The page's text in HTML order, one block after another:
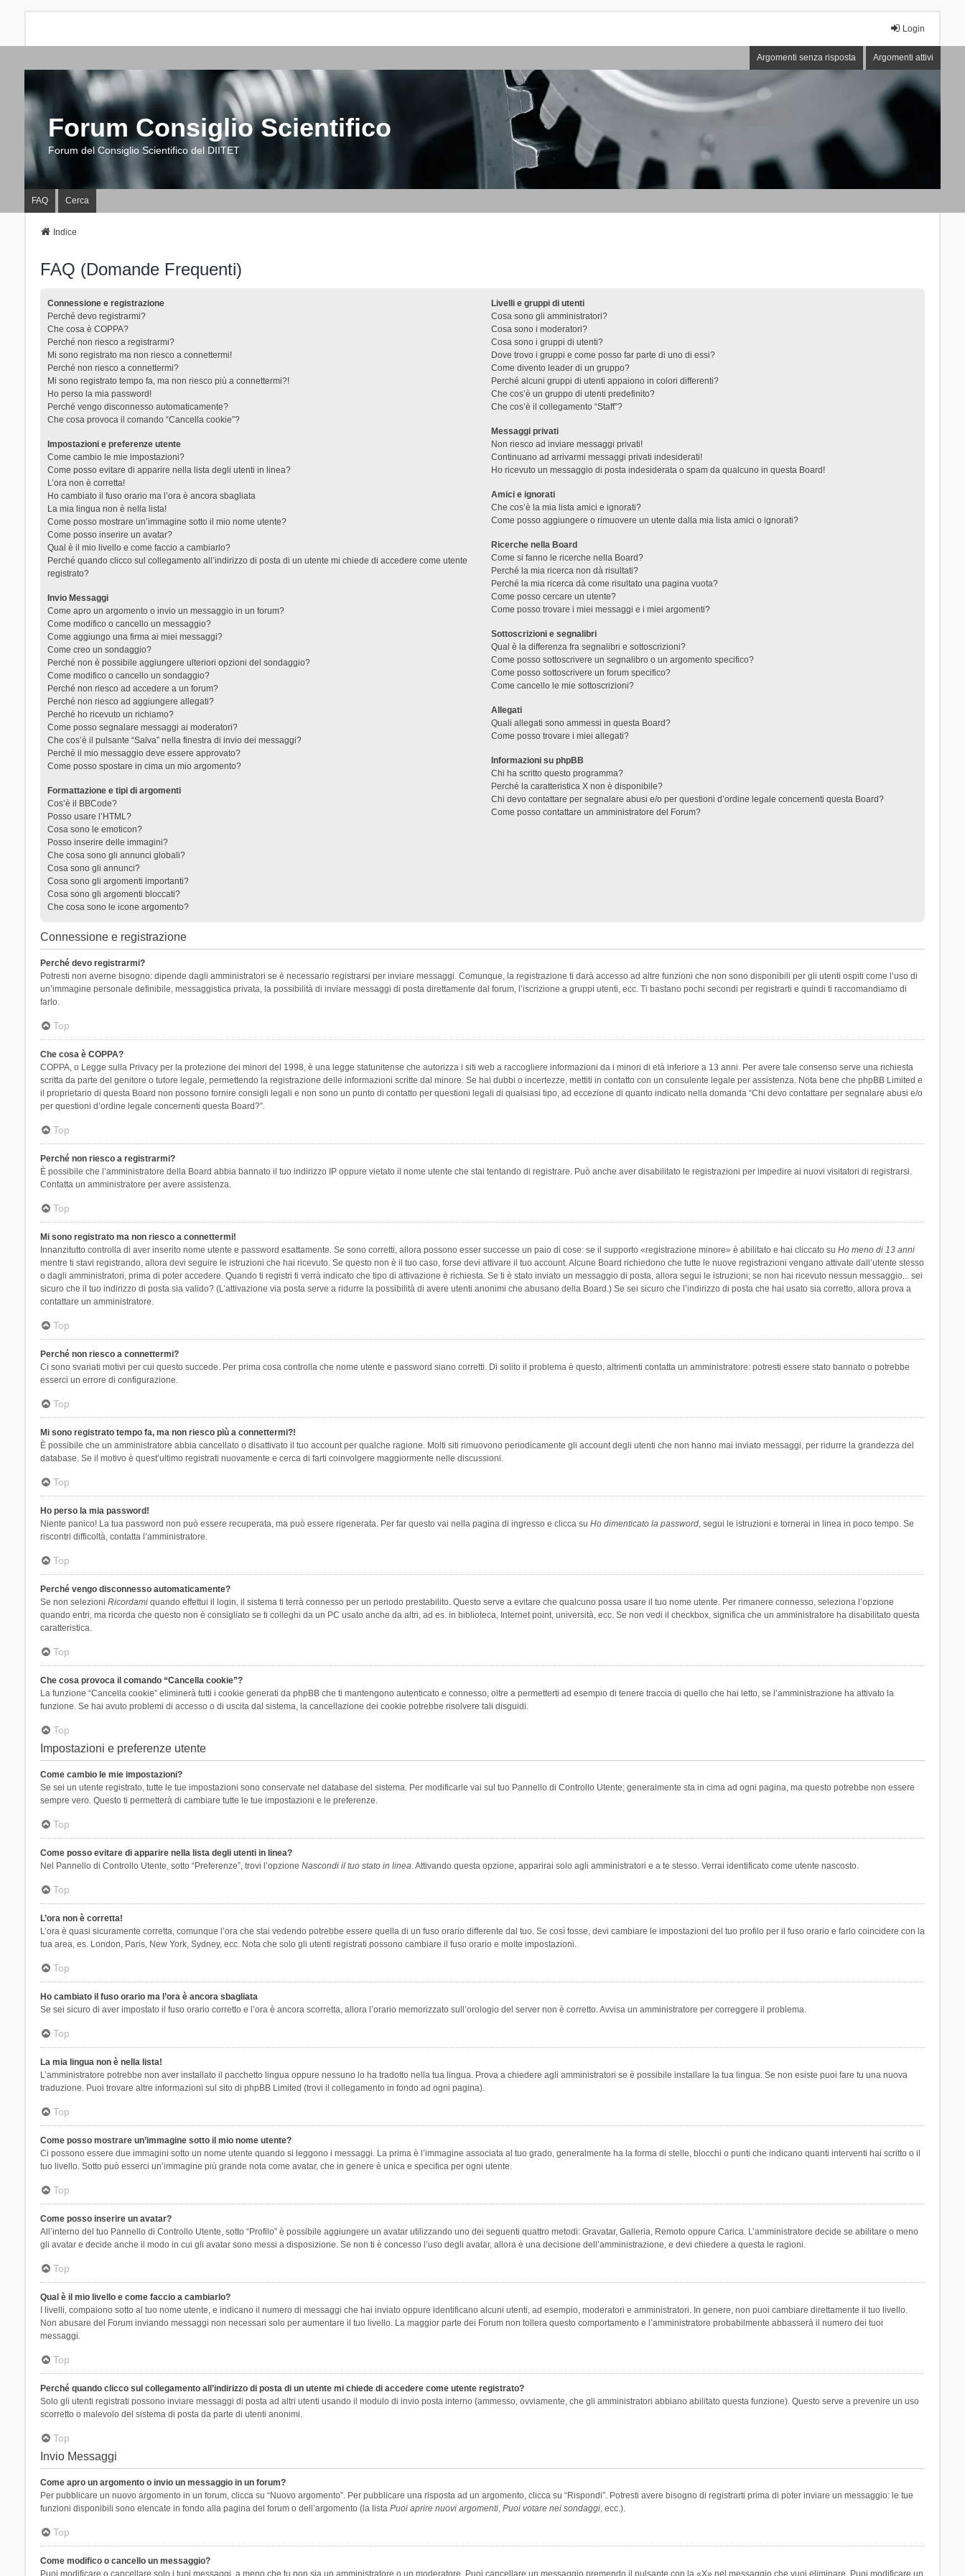
Login
Argomenti senza risposta Argomenti attivi
Forum Consiglio Scientifico
Forum del Consiglio Scientifico del DIITET
FAQ Cerca
Indice
FAQ (Domande Frequenti)
Connessione e registrazione
Perché devo registrarmi?
Che cosa è COPPA?
Perché non riesco a registrarmi?
Mi sono registrato ma non riesco a connettermi!
Perché non riesco a connettermi?
Mi sono registrato tempo fa, ma non riesco più a connettermi?!
Ho perso la mia password!
Perché vengo disconnesso automaticamente?
Che cosa provoca il comando “Cancella cookie”?
Impostazioni e preferenze utente
Come cambio le mie impostazioni?
Come posso evitare di apparire nella lista degli utenti in linea?
L’ora non è corretta!
Ho cambiato il fuso orario ma l’ora è ancora sbagliata
La mia lingua non è nella lista!
Come posso mostrare un’immagine sotto il mio nome utente?
Come posso inserire un avatar?
Qual è il mio livello e come faccio a cambiarlo?
Perché quando clicco sul collegamento all’indirizzo di posta di un utente mi chiede di accedere come utente
registrato?
Invio Messaggi
Come apro un argomento o invio un messaggio in un forum?
Come modifico o cancello un messaggio?
Come aggiungo una firma ai miei messaggi?
Come creo un sondaggio?
Perché non è possibile aggiungere ulteriori opzioni del sondaggio?
Come modifico o cancello un sondaggio?
Perché non riesco ad accedere a un forum?
Perché non riesco ad aggiungere allegati?
Perché ho ricevuto un richiamo?
Come posso segnalare messaggi ai moderatori?
Che cos’è il pulsante “Salva” nella finestra di invio dei messaggi?
Perché il mio messaggio deve essere approvato?
Come posso spostare in cima un mio argomento?
Formattazione e tipi di argomenti
Cos’è il BBCode?
Posso usare l’HTML?
Cosa sono le emoticon?
Posso inserire delle immagini?
Che cosa sono gli annunci globali?
Cosa sono gli annunci?
Cosa sono gli argomenti importanti?
Cosa sono gli argomenti bloccati?
Che cosa sono le icone argomento?
Livelli e gruppi di utenti
Cosa sono gli amministratori?
Cosa sono i moderatori?
Cosa sono i gruppi di utenti?
Dove trovo i gruppi e come posso far parte di uno di essi?
Come divento leader di un gruppo?
Perché alcuni gruppi di utenti appaiono in colori differenti?
Che cos’è un gruppo di utenti predefinito?
Che cos’è il collegamento “Staff”?
Messaggi privati
Non riesco ad inviare messaggi privati!
Continuano ad arrivarmi messaggi privati indesiderati!
Ho ricevuto un messaggio di posta indesiderata o spam da qualcuno in questa Board!
Amici e ignorati
Che cos’è la mia lista amici e ignorati?
Come posso aggiungere o rimuovere un utente dalla mia lista amici o ignorati?
Ricerche nella Board
Come si fanno le ricerche nella Board?
Perché la mia ricerca non dà risultati?
Perché la mia ricerca dà come risultato una pagina vuota?
Come posso cercare un utente?
Come posso trovare i miei messaggi e i miei argomenti?
Sottoscrizioni e segnalibri
Qual è la differenza fra segnalibri e sottoscrizioni?
Come posso sottoscrivere un segnalibro o un argomento specifico?
Come posso sottoscrivere un forum specifico?
Come cancello le mie sottoscrizioni?
Allegati
Quali allegati sono ammessi in questa Board?
Come posso trovare i miei allegati?
Informazioni su phpBB
Chi ha scritto questo programma?
Perché la caratteristica X non è disponibile?
Chi devo contattare per segnalare abusi e/o per questioni d’ordine legale concernenti questa Board?
Come posso contattare un amministratore del Forum?
Connessione e registrazione
Perché devo registrarmi?
Potresti non averne bisogno: dipende dagli amministratori se è necessario registrarsi per inviare messaggi. Comunque, la registrazione ti darà accesso ad altre funzioni che non sono disponibili per gli utenti ospiti come l’uso di
un’immagine personale definibile, messaggistica privata, la possibilità di inviare messaggi di posta direttamente dal forum, l’iscrizione a gruppi utenti, ecc. Ti bastano pochi secondi per registrarti e quindi ti raccomandiamo di
farlo.
Top
Che cosa è COPPA?
COPPA, o Legge sulla Privacy per la protezione dei minori del 1998, è una legge statunitense che autorizza i siti web a raccogliere informazioni da i minori di età inferiore a 13 anni. Per avere tale consenso serve una richiesta
scritta da parte del genitore o tutore legale, permettendo la registrazione delle informazioni scritte dal minore. Se hai dubbi o incertezze, mettiti in contatto con un consulente legale per assistenza. Nota bene che phpBB Limited e
il proprietario di questa Board non possono fornire consigli legali e non sono un punto di contatto per questioni legali di qualsiasi tipo, ad eccezione di quanto indicato nella domanda “Chi devo contattare per segnalare abusi e/o
per questioni d’ordine legale concernenti questa Board?”.
Top
Perché non riesco a registrarmi?
È possibile che l’amministratore della Board abbia bannato il tuo indirizzo IP oppure vietato il nome utente che stai tentando di registrare. Può anche aver disabilitato le registrazioni per impedire ai nuovi visitatori di registrarsi.
Contatta un amministratore per avere assistenza.
Top
Mi sono registrato ma non riesco a connettermi!
Innanzitutto controlla di aver inserito nome utente e password esattamente. Se sono corretti, allora possono esser successe un paio di cose: se il supporto «registrazione minore» è abilitato e hai cliccato su Ho meno di 13 anni
mentre ti stavi registrando, allora devi seguire le istruzioni che hai ricevuto. Se questo non è il tuo caso, forse devi attivare il tuo account. Alcune Board richiedono che tutte le nuove registrazioni vengano attivate dall’utente stesso
o dagli amministratori, prima di poter accedere. Quando ti registri ti verrà indicato che tipo di attivazione è richiesta. Se ti è stato inviato un messaggio di posta, allora segui le istruzioni; se non hai ricevuto nessun messaggio... sei
sicuro che il tuo indirizzo di posta sia valido? (L’attivazione via posta serve a ridurre la possibilità di avere utenti anonimi che abusano della Board.) Se sei sicuro che l’indirizzo di posta che hai usato sia corretto, allora prova a
contattare un amministratore.
Top
Perché non riesco a connettermi?
Ci sono svariati motivi per cui questo succede. Per prima cosa controlla che nome utente e password siano corretti. Di solito il problema è questo, altrimenti contatta un amministratore: potresti essere stato bannato o potrebbe
esserci un errore di configurazione.
Top
Mi sono registrato tempo fa, ma non riesco più a connettermi?!
È possibile che un amministratore abbia cancellato o disattivato il tuo account per qualche ragione. Molti siti rimuovono periodicamente gli account degli utenti che non hanno mai inviato messaggi, per ridurre la grandezza del
database. Se il motivo è quest’ultimo registrati nuovamente e cerca di farti coinvolgere maggiormente nelle discussioni.
Top
Ho perso la mia password!
Niente panico! La tua password non può essere recuperata, ma può essere rigenerata. Per far questo vai nella pagina di ingresso e clicca su Ho dimenticato la password, segui le istruzioni e tornerai in linea in poco tempo. Se
riscontri difficoltà, contatta l’amministratore.
Top
Perché vengo disconnesso automaticamente?
Se non selezioni Ricordamiquando effettui il login, il sistema ti terrà connesso per un periodo prestabilito. Questo serve a evitare che qualcuno possa usare il tuo nome utente. Per rimanere connesso, seleziona l’opzione
quando entri, ma ricorda che questo non è consigliato se ti colleghi da un PC usato anche da altri, ad es. in biblioteca, Internet point, università, ecc. Se non vedi il checkbox, significa che un amministratore ha disabilitato questa
caratteristica.
Top
Che cosa provoca il comando “Cancella cookie”?
La funzione “Cancella cookie” eliminerà tutti i cookie generati da phpBB che ti mantengono autenticato e connesso, oltre a permetterti ad esempio di tenere traccia di quello che hai letto, se l’amministrazione ha attivato la
funzione. Se hai avuto problemi di accesso o di uscita dal sistema, la cancellazione dei cookie potrebbe risolvere tali disguidi.
Top
Impostazioni e preferenze utente
Come cambio le mie impostazioni?
Se sei un utente registrato, tutte le tue impostazioni sono conservate nel database del sistema. Per modificarle vai sul tuo Pannello di Controllo Utente; generalmente sta in cima ad ogni pagina, ma questo potrebbe non essere
sempre vero. Questo ti permetterà di cambiare tutte le tue impostazioni e le preferenze.
Top
Come posso evitare di apparire nella lista degli utenti in linea?
Nel Pannello di Controllo Utente, sotto “Preferenze”, trovi l’opzione Nascondi il tuo stato in linea. Attivando questa opzione, apparirai solo agli amministratori e a te stesso. Verrai identificato come utente nascosto.
Top
L’ora non è corretta!
L’ora è quasi sicuramente corretta, comunque l’ora che stai vedendo potrebbe essere quella di un fuso orario differente dal tuo. Se così fosse, devi cambiare le impostazioni del tuo profilo per il fuso orario e farlo coincidere con la
tua area, es. London, Paris, New York, Sydney, ecc. Nota che solo gli utenti registrati possono cambiare il fuso orario e molte impostazioni.
Top
Ho cambiato il fuso orario ma l’ora è ancora sbagliata
Se sei sicuro di aver impostato il fuso orario corretto e l’ora è ancora scorretta, allora l’orario memorizzato sull’orologio del server non è corretto. Avvisa un amministratore per correggere il problema.
Top
La mia lingua non è nella lista!
L’amministratore potrebbe non aver installato il pacchetto lingua oppure nessuno lo ha tradotto nella tua lingua. Prova a chiedere agli amministratori se è possibile installare la tua lingua. Se non esiste puoi fare tu una nuova
traduzione. Puoi trovare altre informazioni sul sito di phpBB Limited (trovi il collegamento in fondo ad ogni pagina).
Top
Come posso mostrare un’immagine sotto il mio nome utente?
Ci possono essere due immagini sotto un nome utente quando si leggono i messaggi. La prima è l’immagine associata al tuo grado, generalmente ha la forma di stelle, blocchi o punti che indicano quanti interventi hai scritto o il
tuo livello. Sotto può esserci un’immagine più grande nota come avatar, che in genere è unica e specifica per ogni utente.
Top
Come posso inserire un avatar?
All’interno del tuo Pannello di Controllo Utente, sotto “Profilo” è possibile aggiungere un avatar utilizzando uno dei seguenti quattro metodi: Gravatar, Galleria, Remoto oppure Carica. L’amministratore decide se abilitare o meno
gli avatar e decide anche il modo in cui gli avatar sono messi a disposizione. Se non ti è concesso l’uso degli avatar, allora è una decisione dell’amministrazione, e devi chiedere a questa le ragioni.
Top
Qual è il mio livello e come faccio a cambiarlo?
I livelli, compaiono sotto al tuo nome utente, e indicano il numero di messaggi che hai inviato oppure identificano alcuni utenti, ad esempio, moderatori e amministratori. In genere, non puoi cambiare direttamente il tuo livello.
Non abusare del Forum inviando messaggi non necessari solo per aumentare il tuo livello. La maggior parte dei Forum non tollera questo comportamento e l’amministratore probabilmente abbasserà il numero dei tuoi
messaggi.
Top
Perché quando clicco sul collegamento all’indirizzo di posta di un utente mi chiede di accedere come utente registrato?
Solo gli utenti registrati possono inviare messaggi di posta ad altri utenti usando il modulo di invio posta interno (ammesso, ovviamente, che gli amministratori abbiano abilitato questa funzione). Questo serve a prevenire un uso
scorretto o malevolo del sistema di posta da parte di utenti anonimi.
Top
Invio Messaggi
Come apro un argomento o invio un messaggio in un forum?
Per pubblicare un nuovo argomento in un forum, clicca su “Nuovo argomento”. Per pubblicare una risposta ad un argomento, clicca su “Rispondi”. Potresti avere bisogno di registrarti prima di poter inviare un messaggio: le tue
funzioni disponibili sono elencate in fondo alla pagina del forum o dell’argomento (la lista Puoi aprire nuovi argomenti, Puoi votare nei sondaggi, ecc.).
Top
Come modifico o cancello un messaggio?
Puoi modificare o cancellare solo i tuoi messaggi, a meno che tu non sia un amministratore o un moderatore. Puoi cancellare un messaggio premendo il pulsante con la «X» nel messaggio che vuoi eliminare. Puoi modificare un